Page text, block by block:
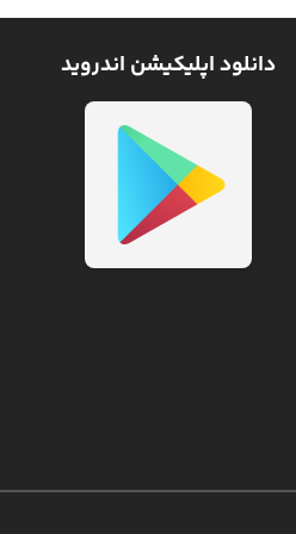
دانلود اپلیکیشن اندروید